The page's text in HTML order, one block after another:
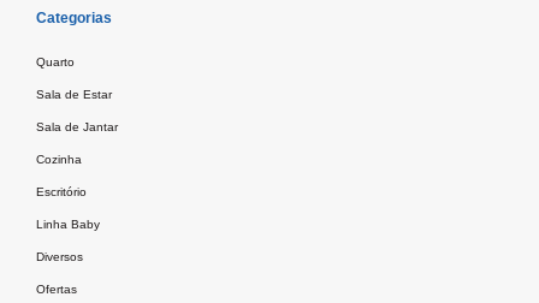
Categorias
Quarto
Sala de Estar
Sala de Jantar
Cozinha
Escritório
Linha Baby
Diversos
Ofertas